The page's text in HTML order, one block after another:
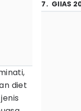
diet
7. GIIAS